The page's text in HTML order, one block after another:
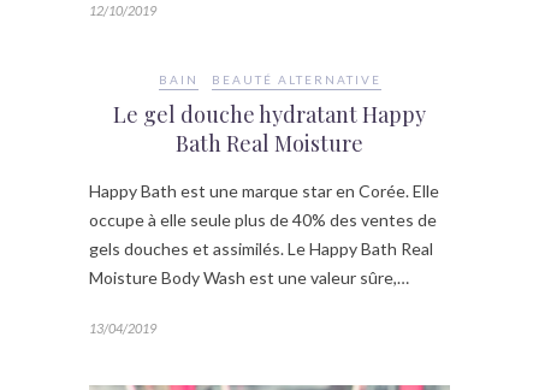
12/10/2019
BAIN BEAUTÉ ALTERNATIVE
Le gel douche hydratant Happy
Bath Real Moisture
Happy Bath est une marque star en Corée. Elle
occupe à elle seule plus de 40% des ventes de
gels douches et assimilés. Le Happy Bath Real
Moisture Body Wash est une valeur sûre,…
13/04/2019